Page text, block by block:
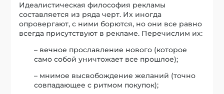
Идеалистическая философия рекламы
составляется из ряда черт. Их иногда
опровергают, с ними борются, но они все равно
всегда присутствуют в рекламе. Перечислим их:
– вечное прославление нового (которое
само собой уничтожает все прошлое);
– мнимое высвобождение желаний (точно
совпадающее с ритмом покупок);